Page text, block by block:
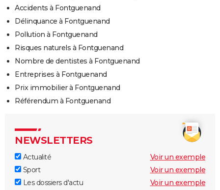
Accidents à Fontguenand
Délinquance à Fontguenand
Pollution à Fontguenand
Risques naturels à Fontguenand
Nombre de dentistes à Fontguenand
Entreprises à Fontguenand
Prix immobilier à Fontguenand
Référendum à Fontguenand
NEWSLETTERS
Actualité
Voir un exemple
Sport
Voir un exemple
Les dossiers d'actu
Voir un exemple